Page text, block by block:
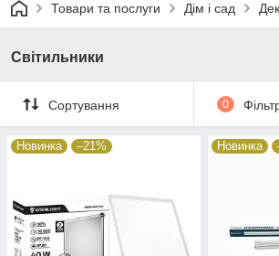
Товари та послуги Дім і сад
Світильники
Сортування 0
Новинка –21% Новинка